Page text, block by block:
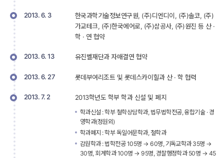
2013. 6. 3
한국과학기술정보연구원, (주)디엔디이, (주)솔코, (주)
가교테크, (주)한국에어로, (주)삼공사, (주)원진 등 산 ·
학 · 연 협약
2013. 6. 13 유진벨재단과 자매결연 협약
2013. 6. 27 롯데부여리조트 및 롯데스카이힐과 산 · 학 협력
2013. 7. 2 2013학년도 학부 학과 신설 및 폐지
학과신설 : 학부 철학상담학과, 법무법학전공, 융합기술 · 경
영학과(정원외)
학과폐지 : 학부 독일어문학과, 철학과
감원학과 : 법학전공 105명 → 60명, 기독교학과 35명 →
30명, 회계학과 100명 → 95명, 경찰행정학과 50명 → 45